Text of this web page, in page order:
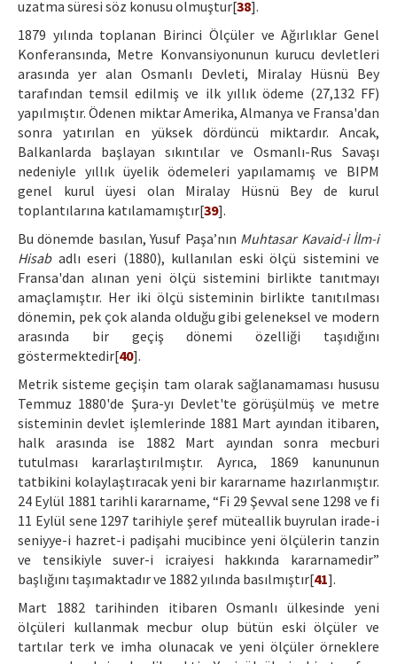
uzatma süresi söz konusu olmuştur[38].
1879 yılında toplanan Birinci Ölçüler ve Ağırlıklar Genel
Konferansında, Metre Konvansiyonunun kurucu devletleri
arasında yer alan Osmanlı Devleti, Miralay Hüsnü Bey
tarafından temsil edilmiş ve ilk yıllık ödeme (27,132 FF)
yapılmıştır. Ödenen miktar Amerika, Almanya ve Fransa'dan
sonra yatırılan en yüksek dördüncü miktardır. Ancak,
Balkanlarda başlayan sıkıntılar ve Osmanlı-Rus Savaşı
nedeniyle yıllık üyelik ödemeleri yapılamamış ve BIPM
genel kurul üyesi olan Miralay Hüsnü Bey de kurul
toplantılarına katılamamıştır[39].
Bu dönemde basılan, Yusuf Paşa’nın Muhtasar Kavaid-i İlm-i
Hisabadlı eseri (1880), kullanılan eski ölçü sistemini ve
Fransa'dan alınan yeni ölçü sistemini birlikte tanıtmayı
amaçlamıştır. Her iki ölçü sisteminin birlikte tanıtılması
dönemin, pek çok alanda olduğu gibi geleneksel ve modern
arasında bir geçiş dönemi özelliği taşıdığını
göstermektedir[40].
Metrik sisteme geçişin tam olarak sağlanamaması hususu
Temmuz 1880'de Şura-yı Devlet'te görüşülmüş ve metre
sisteminin devlet işlemlerinde 1881 Mart ayından itibaren,
halk arasında ise 1882 Mart ayından sonra mecburi
tutulması kararlaştırılmıştır. Ayrıca, 1869 kanununun
tatbikini kolaylaştıracak yeni bir kararname hazırlanmıştır.
24 Eylül 1881 tarihli kararname, “Fi 29 Şevval sene 1298 ve fi
11 Eylül sene 1297 tarihiyle şeref müteallik buyrulan irade-i
seniyye-i hazret-i padişahi mucibince yeni ölçülerin tanzin
ve tensikiyle suver-i icraiyesi hakkında kararnamedir”
başlığını taşımaktadır ve 1882 yılında basılmıştır[41].
Mart 1882 tarihinden itibaren Osmanlı ülkesinde yeni
ölçüleri kullanmak mecbur olup bütün eski ölçüler ve
tartılar terk ve imha olunacak ve yeni ölçüler örneklere